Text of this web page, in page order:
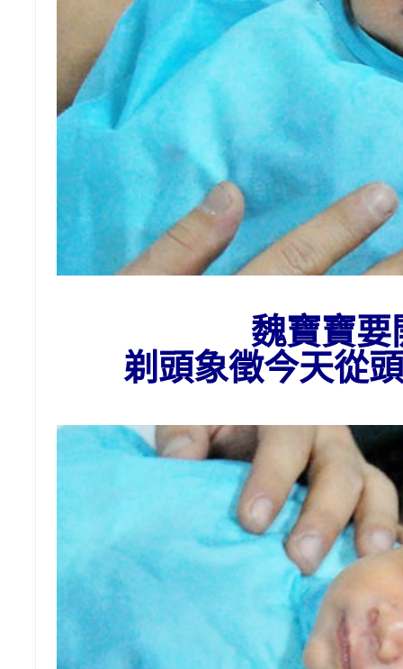
魏寶寶要
剃頭象徵今天從